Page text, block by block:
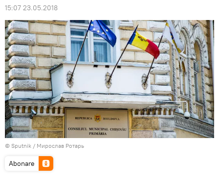
15:07 23.05.2018
© Sputnik / Мирослав Ротарь
Abonare